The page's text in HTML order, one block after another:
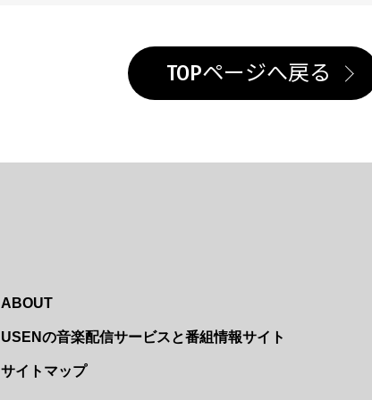
TOPページへ戻る
ABOUT
USENの音楽配信サービスと番組情報サイト
サイトマップ